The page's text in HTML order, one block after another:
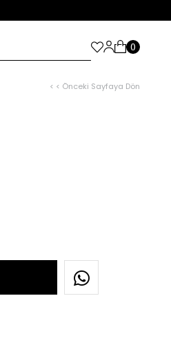
< < Önceki Sayfaya Dön